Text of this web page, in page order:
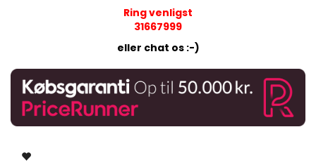
Ring venligst
31667999
eller chat os :-)